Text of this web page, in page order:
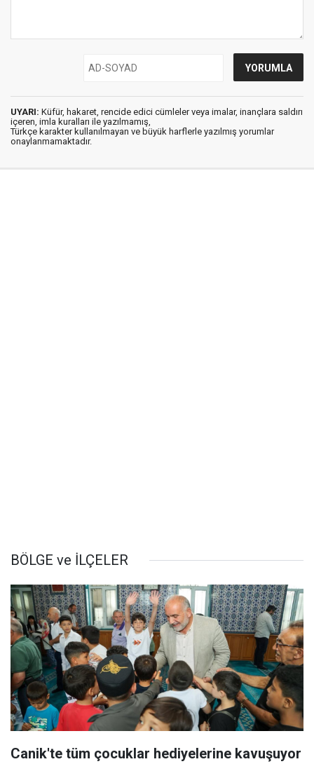
UYARI: Küfür, hakaret, rencide edici cümleler veya imalar, inançlara saldırı
içeren, imla kuralları ile yazılmamış,
Türkçe karakter kullanılmayan ve büyük harflerle yazılmış yorumlar
onaylanmamaktadır.
BÖLGE ve İLÇELER
Canik'te tüm çocuklar hediyelerine kavuşuyor